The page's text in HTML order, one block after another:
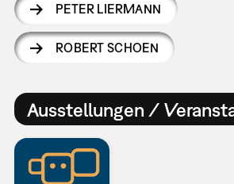
PETER LIERMANN
ROBERT SCHOEN
Ausstellungen /